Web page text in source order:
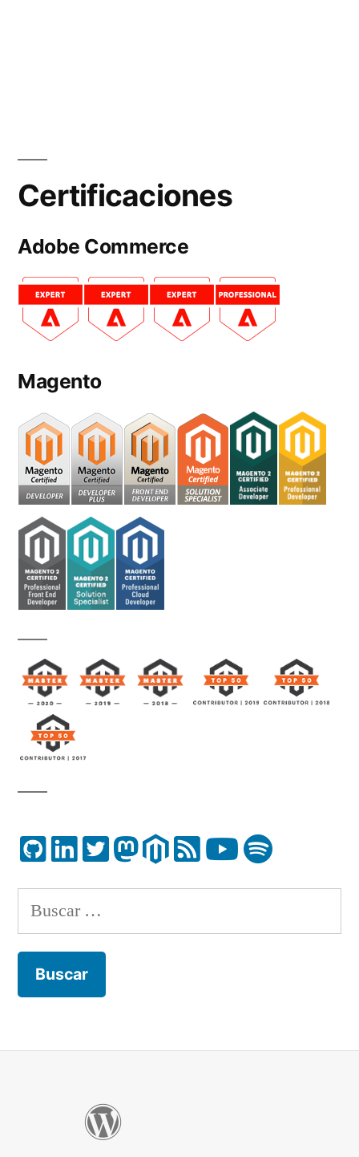
Certificaciones
Adobe Commerce
Magento
Buscar: